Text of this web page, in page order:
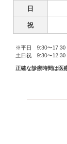
日
祝
※平日 9:30〜17:30
土日祝 9:30〜
正確な診療時間は医